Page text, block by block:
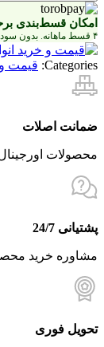
امکان قسط‌بندی
۴ قسط ماهانه. بدون سود، چک و ضامن.
Categories: قیمت و
ضمانت اصلات
محصولات
پشتیانی 24/7
مشاوره خرید
تحویل فوری